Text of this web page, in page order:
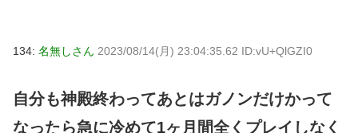
134: 名無しさん 2023/08/14(月) 23:04:35.62 ID:vU+QlGZI0
自分も神殿終わってあとはガノンだけかって
なったら急に冷めて1ヶ月間全くプレイしなく